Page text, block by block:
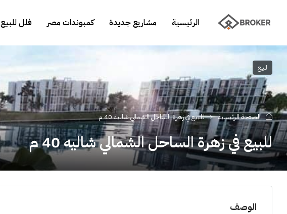
الرئيسية مشاريع جديدة كمبوندات مصر فلل للبيع
للبيع
الصفحة الرئيسية للبيع في زهرة الساحل الشمالي شاليه 40 م
للبيع في زهرة الساحل الشمالي شاليه 40 م
الوصف